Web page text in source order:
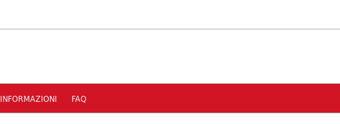
INFORMAZIONI FAQ